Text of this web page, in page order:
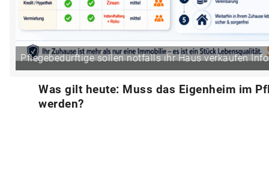
Pflegebedürftige sollen notfalls ihr Haus verkaufen
Was gilt heute: Muss das Eigenheim im
werden?